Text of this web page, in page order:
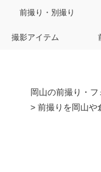
前撮り・別撮り
撮影アイテム
岡山の前撮り・
> 前撮りを岡山や